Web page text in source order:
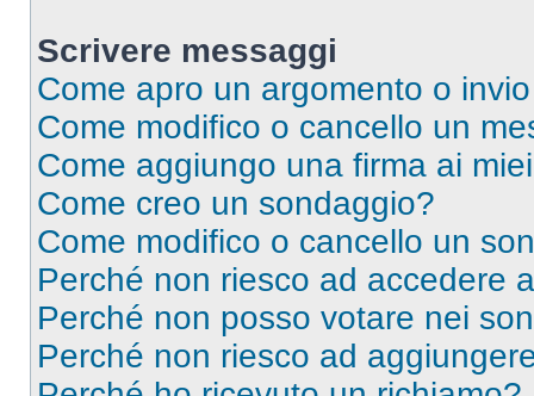
Scrivere messaggi
Come apro un argomento o
Come modifico o cancello un
Come aggiungo una firma ai
Come creo un sondaggio?
Come modifico o cancello un
Perché non riesco ad accedere
Perché non posso votare nei
Perché non riesco ad